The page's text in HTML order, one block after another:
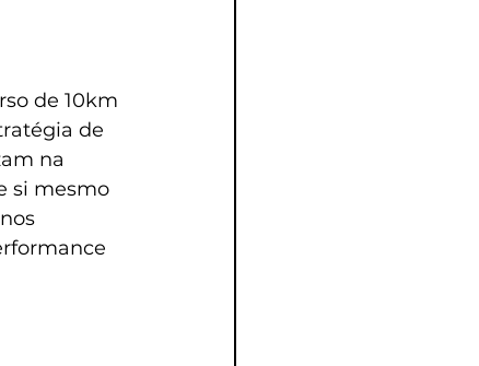
de 10km
de
na
si mesmo